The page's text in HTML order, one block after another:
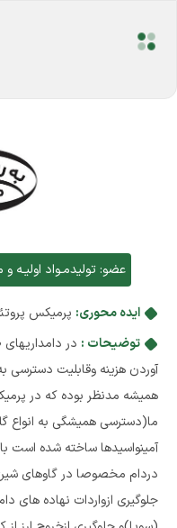
عضو:تولیدمـواد اولیـه
ایده محوری: پرمیکس
توضیحات : در
آوردن هزینه وقابلیت دسترسی
همیشه مدنظر بوده که در
ما(دسترسی همیشگی به انواع
آمینواسیدها ساخته شده
دردام مخصوصا در گاوهای
جلوگیری ازواردات نهاده های